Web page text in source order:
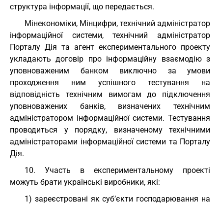
структура інформації, що передається.
Мінекономіки, Мінцифри, технічний адміністратор
інформаційної системи, технічний адміністратор
Порталу Дія та агент експериментального проекту
укладають договір про інформаційну взаємодію з
уповноваженим банком виключно за умови
проходження ним успішного тестування на
відповідність технічним вимогам до підключення
уповноважених банків, визначених технічним
адміністратором інформаційної системи. Тестування
проводиться у порядку, визначеному технічними
адміністраторами інформаційної системи та Порталу
Дія.
10. Участь в експериментальному проекті
можуть брати українські виробники, які:
1) зареєстровані як суб’єкти господарювання на